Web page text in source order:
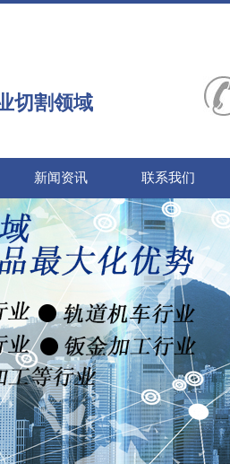
切割领域
新闻资讯 联系我们